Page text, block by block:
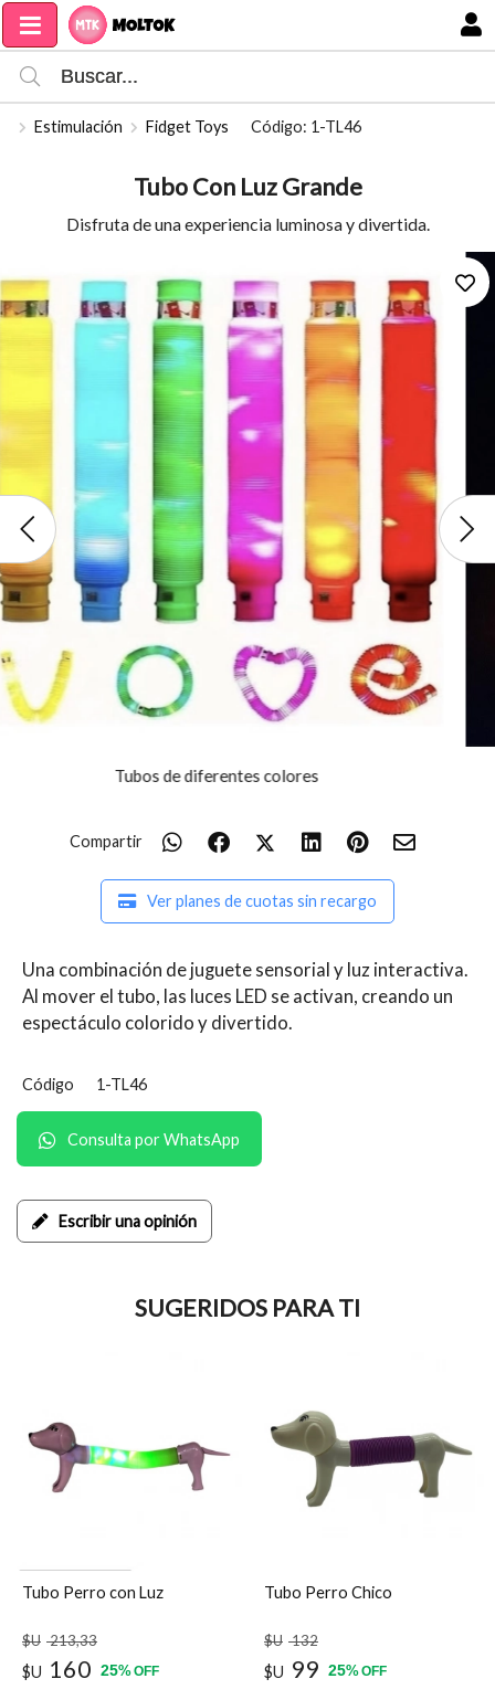
Compartir por email
Enviar
Estimulación Fidget Toys Código: 1-TL46
Tubo Con Luz Grande
Disfruta de una experiencia luminosa y divertida.
Compartir
Ver planes de cuotas sin recargo
Una combinación de juguete sensorial y luz interactiva.
Al mover el tubo, las luces LED se activan, creando un
espectáculo colorido y divertido.
Código 1-TL46
Consulta por WhatsApp
Escribir una opinión
SUGERIDOS PARA TI
Tubo Perro con Luz
$U 213,33
$U 160 25%OFF
Tubo Perro Chico
$U 132
$U 99 25%OFF